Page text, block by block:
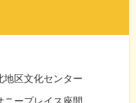
地区文化センター
ニープレイス座間